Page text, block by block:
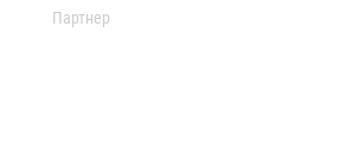
Партнер